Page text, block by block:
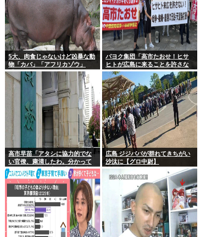
5大、肉食じゃないけど凶暴な動
物「カバ」「アフリカゾウ」
「バッファロー」「コーカサス
オオカブト」
パヨク集団「高市たおせ！ヒサ
ヒトが広島に来ることを許さな
い！天皇制打倒！」
高市早苗「アタシに協力的でな
い官僚、粛清したわ。分かって
るわね？」他の官僚「(ブルブ
ル)」
広島 ジジババが群れてきちがい
沙汰に【グロ中尉】